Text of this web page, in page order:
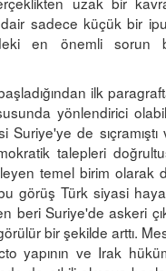
sadece küçük bir
en önemli sorun
ilk
yönlendirici
de sıçramıştı
talepleri
temel birim olarak
görüş Türk siyasi
beri Suriye'de askeri
bir şekilde arttı.
yapının ve Irak